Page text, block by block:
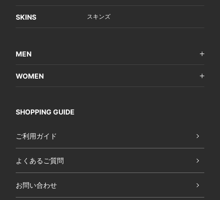
SKINS スキンズ
MEN
WOMEN
SHOPPING GUIDE
ご利用ガイド
よくあるご質問
お問い合わせ